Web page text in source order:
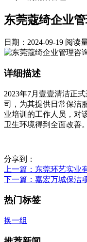
东莞蔻绮企业
日期：2024-09-19 阅读
详细描述
2023年7月 壹壹清洁正
司，为其提供日常保洁
业培训的工作人员，对
卫生环境得到全面改善。
分享到：
上一篇 ：东莞环艺实业
下一篇 ：嘉宏万城保洁
热门标签
换一组